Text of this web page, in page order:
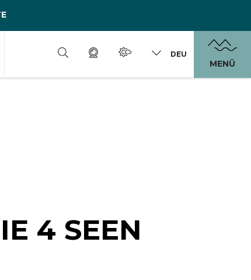
DEU
MENÜ
4 SEEN